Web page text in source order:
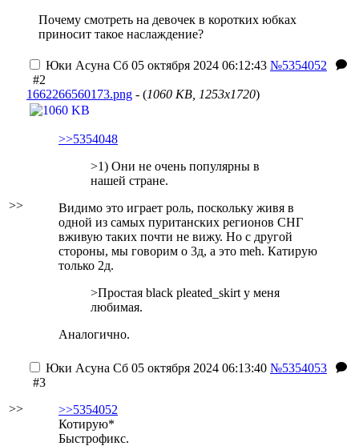
Почему смотреть на девочек в коротких юбках
приносит такое наслаждение?
>>
Юки Асуна Сб 05 октября 2024 06:12:43 №5354052
#2
1662266560173.png - (1060 KB, 1253x1720)
>>5354048
>1) Они не очень популярны в
нашей стране.
Видимо это играет роль, поскольку живя в
одной из самых пуританских регионов СНГ
вживую таких почти не вижу. Но с другой
стороны, мы говорим о 3д, а это meh. Катирую
только 2д.
>Простая black pleated_skirt у меня
любимая.
Аналогично.
>>
Юки Асуна Сб 05 октября 2024 06:13:40 №5354053
#3
>>5354052
Котирую*
Быстрофикс.